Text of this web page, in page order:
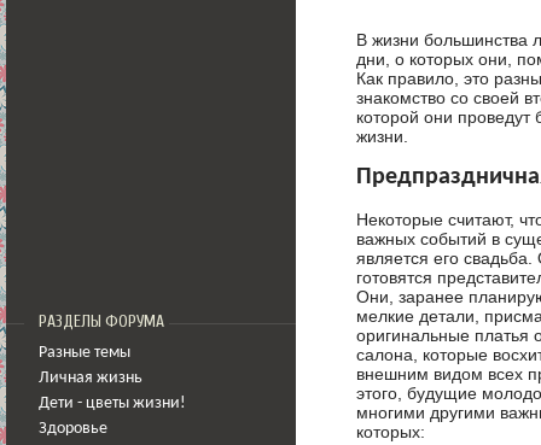
РАЗДЕЛЫ ФОРУМА
Разные темы
Личная жизнь
Дети - цветы жизни!
Здоровье
В жизни большинства
дни, о которых они,
Как правило, это
знакомство со своей
которой они проведут
жизни.
Некоторые считают,
важных событий в
является его
готовятся
Они, заранее
мелкие детали,
оригинальные платья
салона, которые
внешним видом всех
этого, будущие
многими другими
которых: